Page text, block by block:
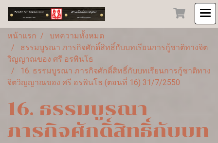
หน้าแรก
บทความทั้งหมด
ธรรมบูรณา ภารกิจศักดิ์สิทธิ์กับบทเรียนการกู้ชาติทางจิต
วิญญาณของ ศรี อรพินโธ
16. ธรรมบูรณา ภารกิจศักดิ์สิทธิ์กับบทเรียนการกู้ชาติทาง
จิตวิญญาณของ ศรี อรพินโธ (ตอนที่ 16) 31/7/2550
16. ธรรมบูรณา
ภารกิจศักดิ์สิทธิ์กับบท